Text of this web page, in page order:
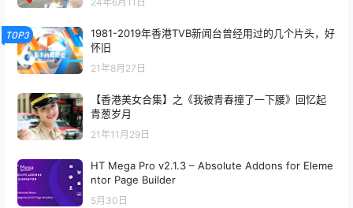
TOP3
1981-2019年香港TVB新闻台曾经用过的几个片头，好
怀旧
21年8月27日
【香港美女合集】之《我被青春撞了一下腰》回忆起
青葱岁月
21年11月29日
HT Mega Pro v2.1.3 – Absolute Addons for Eleme
ntor Page Builder
5月30日